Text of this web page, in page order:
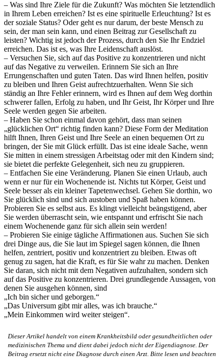
– Was sind Ihre Ziele für die Zukunft? Was möchten Sie letztendlich
in Ihrem Leben erreichen? Ist es eine spirituelle Erleuchtung? Ist es
der soziale Status? Oder geht es nur darum, der beste Mensch zu
sein, der man sein kann, und einen Beitrag zur Gesellschaft zu
leisten? Wichtig ist jedoch der Prozess, durch den Sie Ihr Endziel
erreichen. Das ist es, was Ihre Leidenschaft auslöst.
– Versuchen Sie, sich auf das Positive zu konzentrieren und nicht
auf das Negative zu verweilen. Erinnern Sie sich an Ihre
Errungenschaften und guten Taten. Das wird Ihnen helfen, positiv
zu bleiben und Ihren Geist aufrechtzuerhalten. Wenn Sie sich
ständig an Ihre Fehler erinnern, wird es Ihnen auf dem Weg dorthin
schwerer fallen, Erfolg zu haben, und Ihr Geist, Ihr Körper und Ihre
Seele werden gegen Sie arbeiten.
– Haben Sie schon einmal davon gehört, dass man seinen
„glücklichen Ort“ richtig finden kann? Diese Form der Meditation
hilft Ihnen, Ihren Geist und Ihre Seele an einen bequemen Ort zu
bringen, der Sie mit Glück erfüllt. Das ist eine ideale Sache, wenn
Sie mitten in einem stressigen Arbeitstag oder mit den Kindern sind;
sie bietet die perfekte Gelegenheit, sich neu zu gruppieren.
– Entfachen Sie eine Veränderung. Planen Sie einen Urlaub, auch
wenn er nur für ein Wochenende ist. Nichts tut Körper, Geist und
Seele besser als ein kleiner Tapetenwechsel. Gehen Sie dorthin, wo
Sie glücklich sind und sich austoben und Spaß haben können.
Probieren Sie es selbst aus. Es klingt vielleicht beängstigend, aber
Sie werden überrascht sein, wie entspannt und erfrischt Sie nach
einem Wochenende ganz für sich allein sein werden!
– Probieren Sie einige tägliche Affirmationen aus. Suchen Sie sich
drei Dinge aus, die Sie laut im Spiegel sagen können, die Ihnen
helfen, zentriert, positiv und konzentriert zu bleiben. Etwas oft
genug zu sagen, hat die Kraft, es für Sie wahr zu machen. Denken
Sie daran, sich nicht mit dem Negativen aufzuhalten, sondern sich
auf das Positive zu konzentrieren. Drei grundlegende Aussagen, von
denen Sie ausgehen können, sind
„Ich bin sicher und geborgen.“
„Das Universum gibt mir alles, was ich brauche.“
„Mein Einkommen wird weiter steigen“.
Dieser Artikel handelt von einem Krankheitsbild oder gesundheitlichen oder
medizinischen Thema und dient dabei jedoch nicht der Eigendiagnose. Der
Beitrag ersetzt nicht eine Diagnose durch einen Arzt. Bitte lesen und beachten